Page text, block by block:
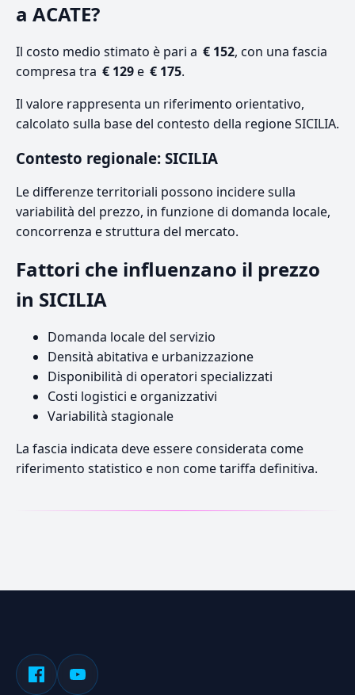
a ACATE?
Il costo medio stimato è pari a € 152, con una fascia
compresa tra € 129e € 175.
Il valore rappresenta un riferimento orientativo,
calcolato sulla base del contesto della regione SICILIA.
Contesto regionale: SICILIA
Le differenze territoriali possono incidere sulla
variabilità del prezzo, in funzione di domanda locale,
concorrenza e struttura del mercato.
Fattori che influenzano il prezzo
in SICILIA
Domanda locale del servizio
Densità abitativa e urbanizzazione
Disponibilità di operatori specializzati
Costi logistici e organizzativi
Variabilità stagionale
La fascia indicata deve essere considerata come
riferimento statistico e non come tariffa definitiva.